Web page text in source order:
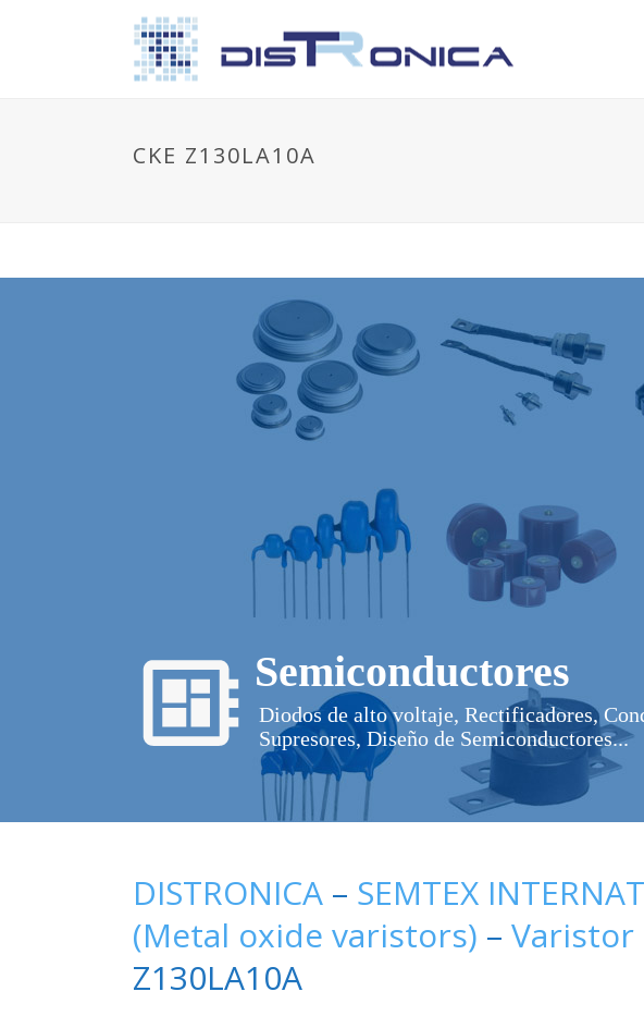
CKE Z130LA10A
Semiconductores
Diodos de alto voltaje, Rectificadores,
Supresores, Diseño de Semiconductores...
DISTRONICA – SEMTEX
(Metal oxide varistors) – Varistor
Z130LA10A